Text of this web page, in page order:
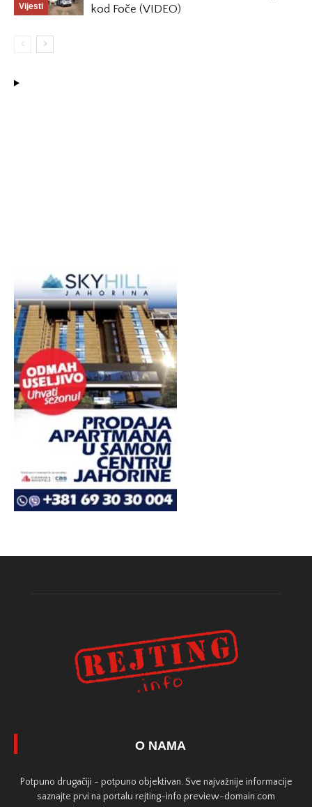
Vijesti
kod Foče (VIDEO)
O NAMA
Potpuno drugačiji - potpuno objektivan. Sve najvažnije informacije
saznajte prvi na portalu rejting-info.preview-domain.com